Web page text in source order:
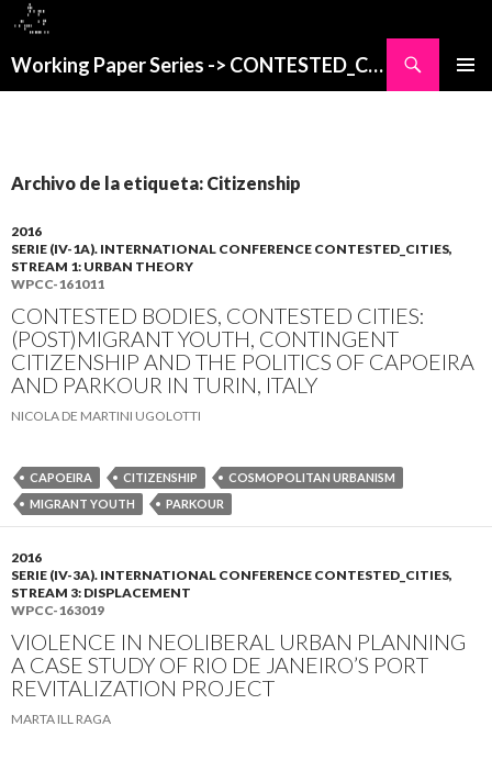
Working Paper Series -> CONTESTED_CITIES
Archivo de la etiqueta: Citizenship
2016
SERIE (IV-1A). INTERNATIONAL CONFERENCE CONTESTED_CITIES,
STREAM 1: URBAN THEORY
WPCC-161011
CONTESTED BODIES, CONTESTED CITIES:
(POST)MIGRANT YOUTH, CONTINGENT
CITIZENSHIP AND THE POLITICS OF CAPOEIRA
AND PARKOUR IN TURIN, ITALY
NICOLA DE MARTINI UGOLOTTI
CAPOEIRA CITIZENSHIP
COSMOPOLITAN URBANISM
MIGRANT YOUTH
PARKOUR
2016
SERIE (IV-3A). INTERNATIONAL CONFERENCE CONTESTED_CITIES,
STREAM 3: DISPLACEMENT
WPCC-163019
VIOLENCE IN NEOLIBERAL URBAN PLANNING
A CASE STUDY OF RIO DE JANEIRO’S PORT
REVITALIZATION PROJECT
MARTA ILL RAGA